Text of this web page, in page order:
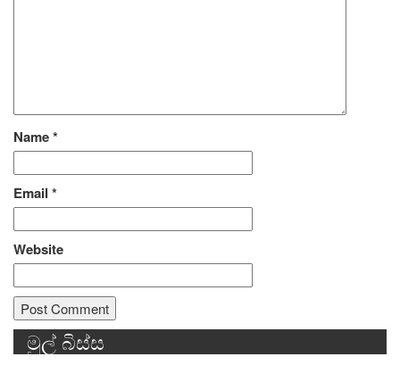
Name*
Email *
Website
Alternative:
මුල් බිස්ස